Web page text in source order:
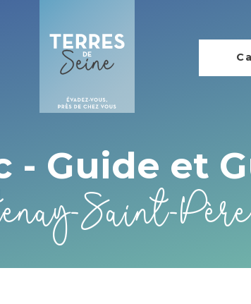
- Guide et
Saint-Père